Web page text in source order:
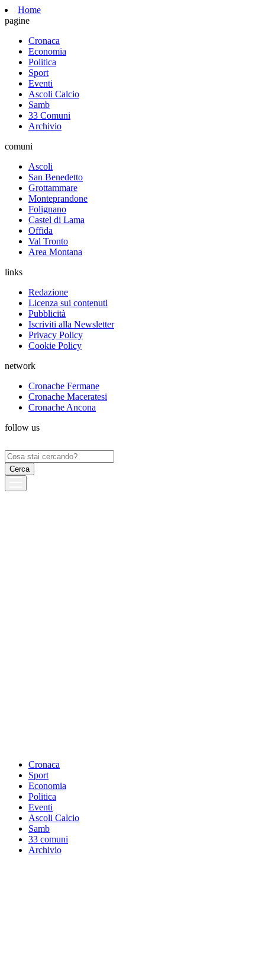
Home
pagine
Cronaca
Economia
Politica
Sport
Eventi
Ascoli Calcio
Samb
33 Comuni
Archivio
comuni
Ascoli
San Benedetto
Grottammare
Monteprandone
Folignano
Castel di Lama
Offida
Val Tronto
Area Montana
links
Redazione
Licenza sui contenuti
Pubblicità
Iscriviti alla Newsletter
Privacy Policy
Cookie Policy
network
Cronache Fermane
Cronache Maceratesi
Cronache Ancona
follow us
Ricerca
per:
Cronaca
Sport
Economia
Politica
Eventi
Ascoli Calcio
Samb
33 comuni
Archivio